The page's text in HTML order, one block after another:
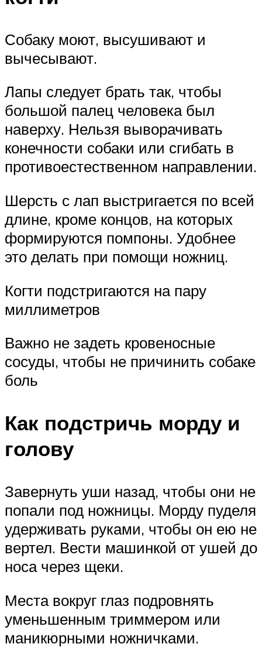
Собаку моют, высушивают и
вычесывают.
Лапы следует брать так, чтобы
большой палец человека был
наверху. Нельзя выворачивать
конечности собаки или сгибать в
противоестественном направлении.
Шерсть с лап выстригается по всей
длине, кроме концов, на которых
формируются помпоны. Удобнее
это делать при помощи ножниц.
Когти подстригаются на пару
миллиметров
Важно не задеть кровеносные
сосуды, чтобы не причинить собаке
боль
Как подстричь морду и
голову
Завернуть уши назад, чтобы они не
попали под ножницы. Морду пуделя
удерживать руками, чтобы он ею не
вертел. Вести машинкой от ушей до
носа через щеки.
Места вокруг глаз подровнять
уменьшенным триммером или
маникюрными ножничками.